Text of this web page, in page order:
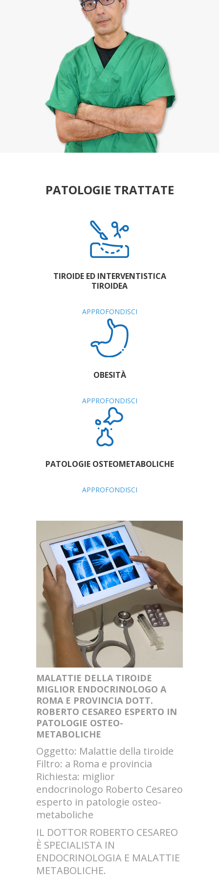
PATOLOGIE TRATTATE
TIROIDE ED INTERVENTISTICA
TIROIDEA
APPROFONDISCI
OBESITÀ
APPROFONDISCI
PATOLOGIE OSTEOMETABOLICHE
APPROFONDISCI
MALATTIE DELLA TIROIDE
MIGLIOR ENDOCRINOLOGO A
ROMA E PROVINCIA DOTT.
ROBERTO CESAREO ESPERTO IN
PATOLOGIE OSTEO-
METABOLICHE
Oggetto: Malattie della tiroide
Filtro: a Roma e provincia
Richiesta: miglior
endocrinologo Roberto Cesareo
esperto in patologie osteo-
metaboliche
IL DOTTOR ROBERTO CESAREO
È SPECIALISTA IN
ENDOCRINOLOGIA E MALATTIE
METABOLICHE.